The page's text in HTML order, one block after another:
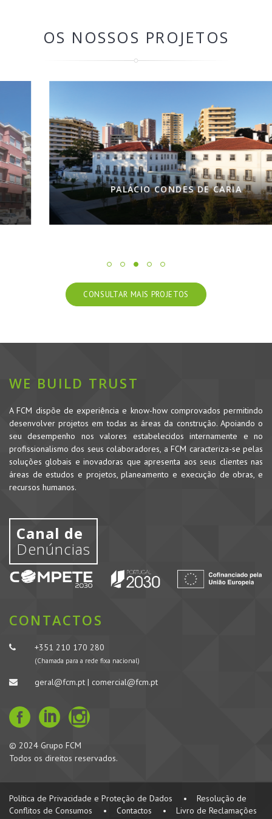
OS NOSSOS PROJETOS
PALÁCIO CONDES DE CARIA
CONSULTAR MAIS PROJETOS
WE BUILD TRUST
A FCM dispõe de experiência e know-how comprovados permitindo
desenvolver projetos em todas as áreas da construção. Apoiando o
seu desempenho nos valores estabelecidos internamente e no
profissionalismo dos seus colaboradores, a FCM caracteriza-se pelas
soluções globais e inovadoras que apresenta aos seus clientes nas
áreas de estudos e projetos, planeamento e execução de obras, e
recursos humanos.
Canal de
Denúncias
CONTACTOS
+351 210 170 280
(Chamada para a rede fixa nacional)
geral@fcm.pt | comercial@fcm.pt
© 2024 Grupo FCM
Todos os direitos reservados.
Política de Privacidade e Proteção de Dados •
Resolução de
Conflitos de Consumos
• Contactos • Livro de Reclamações